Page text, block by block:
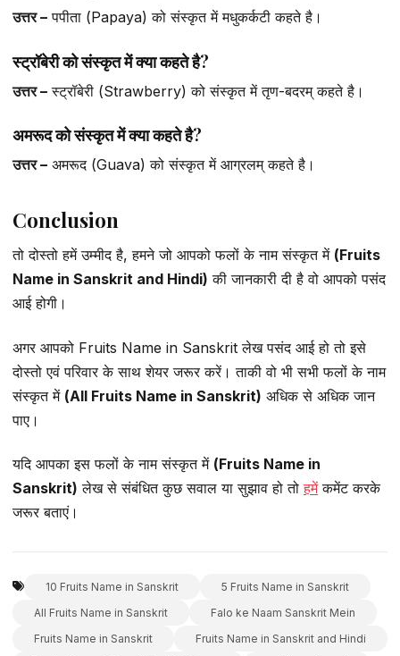
उत्तर – पपीता (Papaya) को संस्कृत में मधुकर्कटी कहते है।
स्ट्रॉबेरी को संस्कृत में क्या कहते है?
उत्तर – स्ट्रॉबेरी (Strawberry) को संस्कृत में तृण-बदरम् कहते है।
अमरूद को संस्कृत में क्या कहते है?
उत्तर – अमरूद (Guava) को संस्कृत में आग्रलम् कहते है।
Conclusion
तो दोस्तो हमें उम्मीद है, हमने जो आपको फलों के नाम संस्कृत में (Fruits
Name in Sanskrit and Hindi) की जानकारी दी है वो आपको पसंद
आई होगी।
अगर आपको Fruits Name in Sanskrit लेख पसंद आई हो तो इसे
दोस्तो एवं परिवार के साथ शेयर जरूर करें। ताकी वो भी सभी फलों के नाम
संस्कृत में (All Fruits Name in Sanskrit) अधिक से अधिक जान
पाए।
यदि आपका इस फलों के नाम संस्कृत में (Fruits Name in
Sanskrit) लेख से संबंधित कुछ सवाल या सुझाव हो तोहमेंकमेंट करके
जरूर बताएं।
10 Fruits Name in Sanskrit
5 Fruits Name in Sanskrit
All Fruits Name in Sanskrit
Falo ke Naam Sanskrit Mein
Fruits Name in Sanskrit
Fruits Name in Sanskrit and Hindi